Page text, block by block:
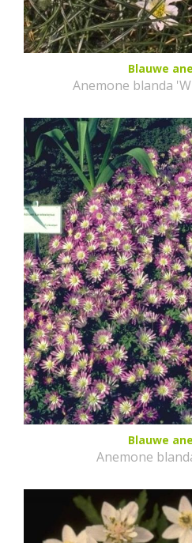
Blauwe
Anemone blanda
Blauwe
Anemone